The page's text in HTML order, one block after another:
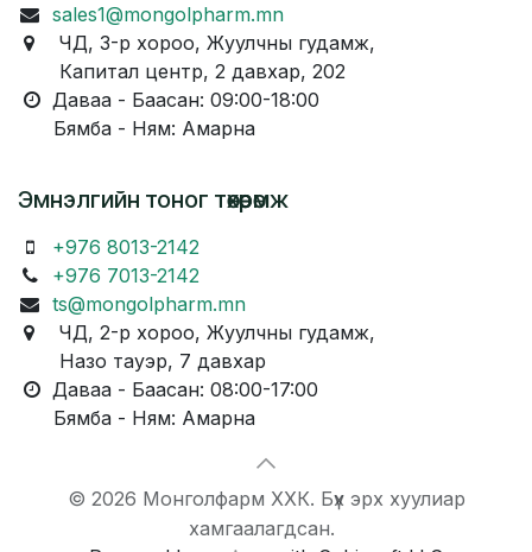
sales1@mongolpharm.mn
ЧД, 3-р хороо, Жуулчны гудамж,
Капитал центр, 2 давхар, 202
Даваа - Баасан: 09:00-18:00
Бямба - Ням: Амарна
Эмнэлгийн тоног төхөөрөмж
+976 8013-2142
+976 7013-2142
ts@mongolpharm.mn
ЧД, 2-р хороо, Жуулчны гудамж,
Назо тауэр, 7 давхар
Даваа - Баасан: 08:00-17:00
Бямба - Ням: Амарна
© 2026 Монголфарм ХХК. Бүх эрх хуулиар
хамгаалагдсан.